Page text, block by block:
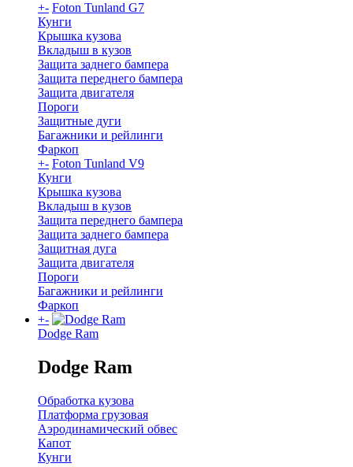
+- Foton Tunland G7
Кунги
Крышка кузова
Вкладыш в кузов
Защита заднего бампера
Защита переднего бампера
Защита двигателя
Пороги
Защитные дуги
Багажники и рейлинги
Фаркоп
+- Foton Tunland V9
Кунги
Крышка кузова
Вкладыш в кузов
Защита переднего бампера
Защита заднего бампера
Защитная дуга
Защита двигателя
Пороги
Багажники и рейлинги
Фаркоп
+-
Dodge Ram
Dodge Ram
Обработка кузова
Платформа грузовая
Аэродинамический обвес
Капот
Кунги